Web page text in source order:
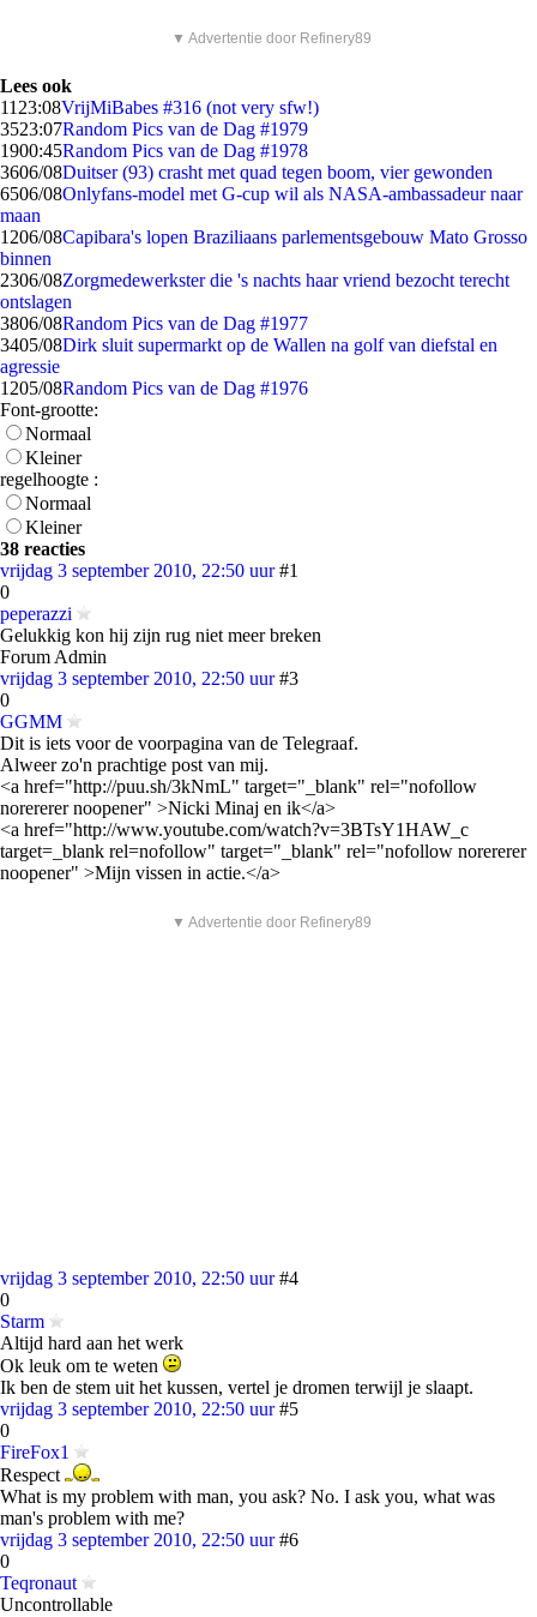
▼ Advertentie door Refinery89
Lees ook
11 23:08VrijMiBabes #316 (not very sfw!)
3523:07Random Pics van de Dag #1979
1900:45Random Pics van de Dag #1978
3606/08Duitser (93) crasht met quad tegen boom, vier gewonden
6506/08Onlyfans-model met G-cup wil als NASA-ambassadeur naar
maan
1206/08Capibara's lopen Braziliaans parlementsgebouw Mato Grosso
binnen
2306/08Zorgmedewerkster die 's nachts haar vriend bezocht terecht
ontslagen
3806/08Random Pics van de Dag #1977
3405/08Dirk sluit supermarkt op de Wallen na golf van diefstal en
agressie
1205/08Random Pics van de Dag #1976
Font-grootte:
Normaal
Kleiner
regelhoogte :
Normaal
Kleiner
38 reacties
vrijdag 3 september 2010, 22:50 uur #1
0
peperazzi
Gelukkig kon hij zijn rug niet meer breken
Forum Admin
vrijdag 3 september 2010, 22:50 uur #3
0
GGMM
Dit is iets voor de voorpagina van de Telegraaf.
Alweer zo'n prachtige post van mij.
<a href="http://puu.sh/3kNmL" target="_blank" rel="nofollow
norererer noopener" >Nicki Minaj en ik</a>
<a href="http://www.youtube.com/watch?v=3BTsY1HAW_c
target=_blank rel=nofollow" target="_blank" rel="nofollow norererer
noopener" >Mijn vissen in actie.</a>
▼ Advertentie door Refinery89
vrijdag 3 september 2010, 22:50 uur #4
0
Starm
Altijd hard aan het werk
Ok leuk om te weten
Ik ben de stem uit het kussen, vertel je dromen terwijl je slaapt.
vrijdag 3 september 2010, 22:50 uur #5
0
FireFox1
Respect
What is my problem with man, you ask? No. I ask you, what was
man's problem with me?
vrijdag 3 september 2010, 22:50 uur #6
0
Teqronaut
Uncontrollable